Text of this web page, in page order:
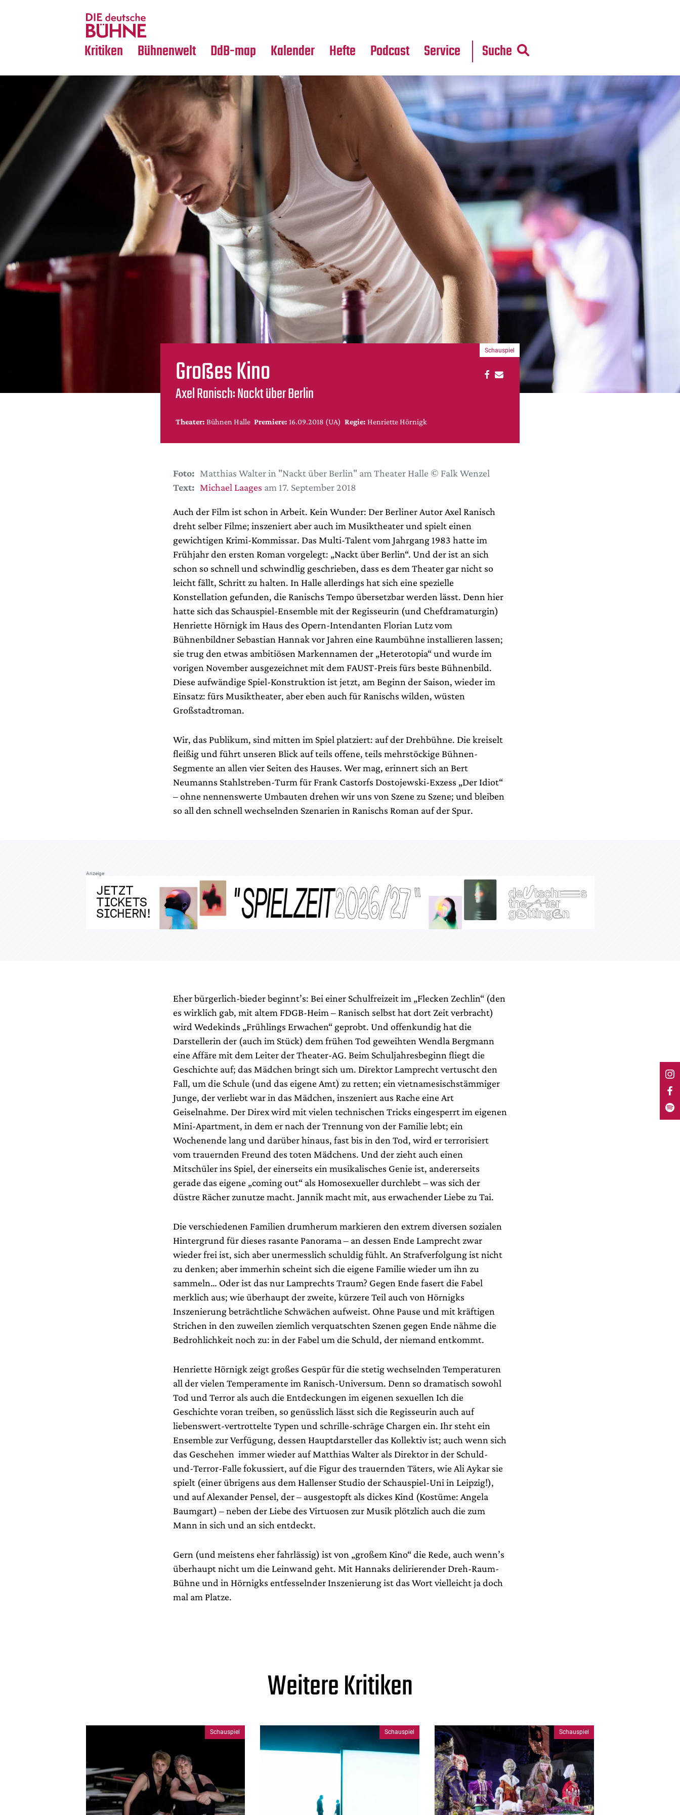
Kritiken
Crossover
Bühnenwelt
Medientipps
DdB-map Kalender Hefte Podcast Service Suche
Großes Kino
Axel Ranisch: Nackt über Berlin
Theater: Bühnen Halle Premiere: 16.09.2018 (UA) Regie: Henriette Hörnigk
Schauspiel
Foto: Matthias Walter in "Nackt über Berlin" am Theater Halle © Falk Wenzel
Text: Michael Laages am 17. September 2018
Auch der Film ist schon in Arbeit. Kein Wunder: Der Berliner Autor Axel Ranisch
dreht selber Filme; inszeniert aber auch im Musiktheater und spielt einen
gewichtigen Krimi-Kommissar. Das Multi-Talent vom Jahrgang 1983 hatte im
Frühjahr den ersten Roman vorgelegt: „Nackt über Berlin“. Und der ist an sich
schon so schnell und schwindlig geschrieben, dass es dem Theater gar nicht so
leicht fällt, Schritt zu halten. In Halle allerdings hat sich eine spezielle
Konstellation gefunden, die Ranischs Tempo übersetzbar werden lässt. Denn hier
hatte sich das Schauspiel-Ensemble mit der Regisseurin (und Chefdramaturgin)
Henriette Hörnigk im Haus des Opern-Intendanten Florian Lutz vom
Bühnenbildner Sebastian Hannak vor Jahren eine Raumbühne installieren lassen;
sie trug den etwas ambitiösen Markennamen der „Heterotopia“ und wurde im
vorigen November ausgezeichnet mit dem FAUST-Preis fürs beste Bühnenbild.
Diese aufwändige Spiel-Konstruktion ist jetzt, am Beginn der Saison, wieder im
Einsatz: fürs Musiktheater, aber eben auch für Ranischs wilden, wüsten
Großstadtroman.
Wir, das Publikum, sind mitten im Spiel platziert: auf der Drehbühne. Die kreiselt
fleißig und führt unseren Blick auf teils offene, teils mehrstöckige Bühnen-
Segmente an allen vier Seiten des Hauses. Wer mag, erinnert sich an Bert
Neumanns Stahlstreben-Turm für Frank Castorfs Dostojewski-Exzess „Der Idiot“
– ohne nennenswerte Umbauten drehen wir uns von Szene zu Szene; und bleiben
so all den schnell wechselnden Szenarien in Ranischs Roman auf der Spur.
Anzeige
Eher bürgerlich-bieder beginnt’s: Bei einer Schulfreizeit im „Flecken Zechlin“ (den
es wirklich gab, mit altem FDGB-Heim – Ranisch selbst hat dort Zeit verbracht)
wird Wedekinds „Frühlings Erwachen“ geprobt. Und offenkundig hat die
Darstellerin der (auch im Stück) dem frühen Tod geweihten Wendla Bergmann
eine Affäre mit dem Leiter der Theater-AG. Beim Schuljahresbeginn fliegt die
Geschichte auf; das Mädchen bringt sich um. Direktor Lamprecht vertuscht den
Fall, um die Schule (und das eigene Amt) zu retten; ein vietnamesischstämmiger
Junge, der verliebt war in das Mädchen, inszeniert aus Rache eine Art
Geiselnahme. Der Direx wird mit vielen technischen Tricks eingesperrt im eigenen
Mini-Apartment, in dem er nach der Trennung von der Familie lebt; ein
Wochenende lang und darüber hinaus, fast bis in den Tod, wird er terrorisiert
vom trauernden Freund des toten Mädchens. Und der zieht auch einen
Mitschüler ins Spiel, der einerseits ein musikalisches Genie ist, andererseits
gerade das eigene „coming out“ als Homosexueller durchlebt – was sich der
düstre Rächer zunutze macht. Jannik macht mit, aus erwachender Liebe zu Tai.
Die verschiedenen Familien drumherum markieren den extrem diversen sozialen
Hintergrund für dieses rasante Panorama – an dessen Ende Lamprecht zwar
wieder frei ist, sich aber unermesslich schuldig fühlt. An Strafverfolgung ist nicht
zu denken; aber immerhin scheint sich die eigene Familie wieder um ihn zu
sammeln… Oder ist das nur Lamprechts Traum? Gegen Ende fasert die Fabel
merklich aus; wie überhaupt der zweite, kürzere Teil auch von Hörnigks
Inszenierung beträchtliche Schwächen aufweist. Ohne Pause und mit kräftigen
Strichen in den zuweilen ziemlich verquatschten Szenen gegen Ende nähme die
Bedrohlichkeit noch zu: in der Fabel um die Schuld, der niemand entkommt.
Henriette Hörnigk zeigt großes Gespür für die stetig wechselnden Temperaturen
all der vielen Temperamente im Ranisch-Universum. Denn so dramatisch sowohl
Tod und Terror als auch die Entdeckungen im eigenen sexuellen Ich die
Geschichte voran treiben, so genüsslich lässt sich die Regisseurin auch auf
liebenswert-vertrottelte Typen und schrille-schräge Chargen ein. Ihr steht ein
Ensemble zur Verfügung, dessen Hauptdarsteller das Kollektiv ist; auch wenn sich
das Geschehen immer wieder auf Matthias Walter als Direktor in der Schuld-
und-Terror-Falle fokussiert, auf die Figur des trauernden Täters, wie Ali Aykar sie
spielt (einer übrigens aus dem Hallenser Studio der Schauspiel-Uni in Leipzig!),
und auf Alexander Pensel, der – ausgestopft als dickes Kind (Kostüme: Angela
Baumgart) – neben der Liebe des Virtuosen zur Musik plötzlich auch die zum
Mann in sich und an sich entdeckt.
Gern (und meistens eher fahrlässig) ist von „großem Kino“ die Rede, auch wenn’s
überhaupt nicht um die Leinwand geht. Mit Hannaks delirierender Dreh-Raum-
Bühne und in Hörnigks entfesselnder Inszenierung ist das Wort vielleicht ja doch
mal am Platze.
Weitere Kritiken
Schauspiel Schauspiel Schauspiel